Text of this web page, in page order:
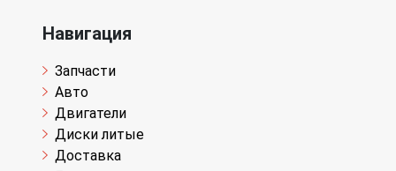
Навигация
Запчасти
Авто
Двигатели
Диски литые
Доставка